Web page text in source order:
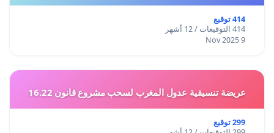
414 توقيع
414 التوقيعات / 12 أشهر
9 Nov 2025
عريضة تنسيقية عدول المغرب لسحب مشروع قانون 16.22
299 توقيع